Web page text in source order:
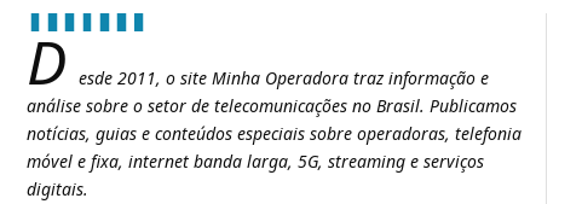
D esde 2011, o site Minha Operadora traz informação e
análise sobre o setor de telecomunicações no Brasil. Publicamos
notícias, guias e conteúdos especiais sobre operadoras, telefonia
móvel e fixa, internet banda larga, 5G, streaming e serviços
digitais.